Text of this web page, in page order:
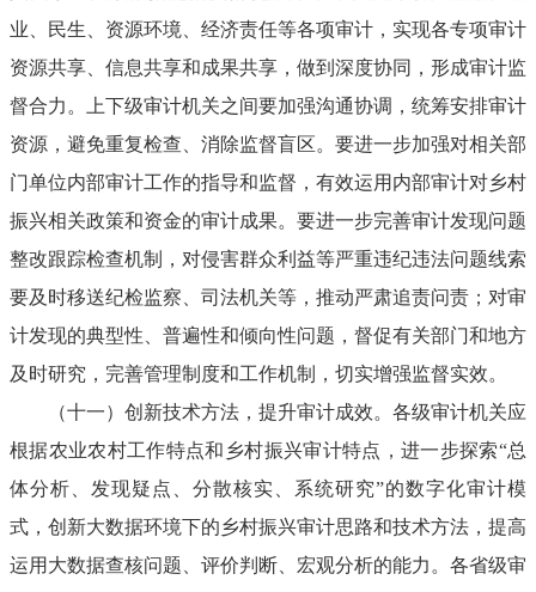
业、民生、资源环境、经济责任等各项审计，实现各专项审计
资源共享、信息共享和成果共享，做到深度协同，形成审计监
督合力。上下级审计机关之间要加强沟通协调，统筹安排审计
资源，避免重复检查、消除监督盲区。要进一步加强对相关部
门单位内部审计工作的指导和监督，有效运用内部审计对乡村
振兴相关政策和资金的审计成果。要进一步完善审计发现问题
整改跟踪检查机制，对侵害群众利益等严重违纪违法问题线索
要及时移送纪检监察、司法机关等，推动严肃追责问责；对审
计发现的典型性、普遍性和倾向性问题，督促有关部门和地方
及时研究，完善管理制度和工作机制，切实增强监督实效。
（十一）创新技术方法，提升审计成效。各级审计机关应
根据农业农村工作特点和乡村振兴审计特点，进一步探索“总
体分析、发现疑点、分散核实、系统研究”的数字化审计模
式，创新大数据环境下的乡村振兴审计思路和技术方法，提高
运用大数据查核问题、评价判断、宏观分析的能力。各省级审